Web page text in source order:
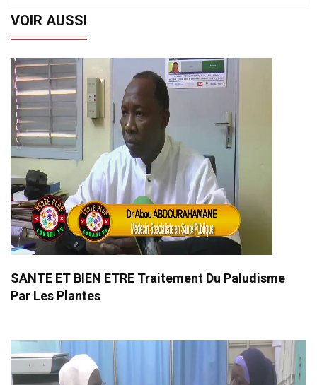
VOIR AUSSI
SANTE ET BIEN ETRE Traitement Du Paludisme
Par Les Plantes